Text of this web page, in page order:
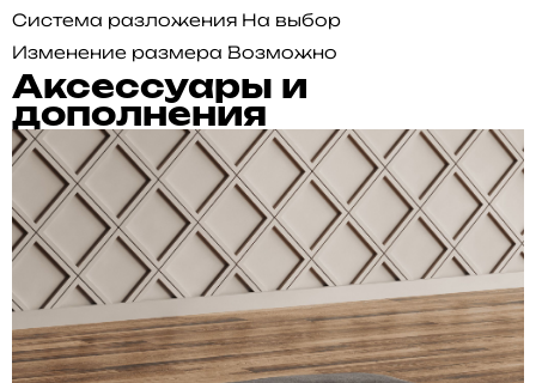
Система разложения На выбор
Изменение размера Возможно
Аксессуары и
дополнения